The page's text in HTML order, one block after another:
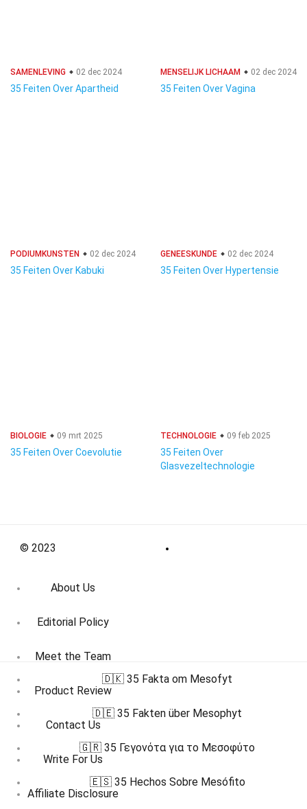
SAMENLEVING 02 dec 2024
35 Feiten Over Apartheid
MENSELIJK LICHAAM 02 dec 2024
35 Feiten Over Vagina
PODIUMKUNSTEN 02 dec 2024
35 Feiten Over Kabuki
GENEESKUNDE 02 dec 2024
35 Feiten Over Hypertensie
BIOLOGIE 09 mrt 2025
35 Feiten Over Coevolutie
TECHNOLOGIE 09 feb 2025
35 Feiten Over
Glasvezeltechnologie
© 2023
About Us
Editorial Policy
Meet the Team
Product Review
Contact Us
Write For Us
Affiliate Disclosure
🇩🇰 35 Fakta om Mesofyt
🇩🇪 35 Fakten über Mesophyt
🇬🇷 35 Γεγονότα για το Μεσοφύτο
🇪🇸 35 Hechos Sobre Mesófito